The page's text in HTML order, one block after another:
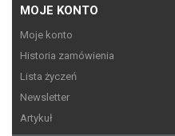
MOJE KONTO
Moje konto
Historia zamówienia
Lista życzeń
Newsletter
Artykuł